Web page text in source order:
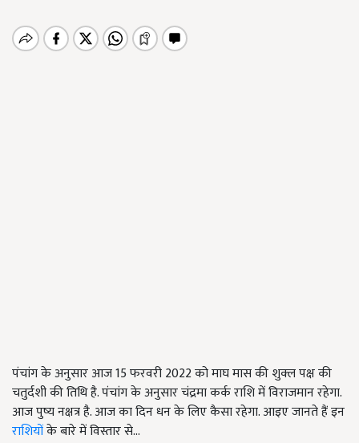
पंचांग के अनुसार आज 15 फरवरी 2022 को माघ मास की शुक्ल पक्ष की
चतुर्दशी की तिथि है. पंचांग के अनुसार चंद्रमा कर्क राशि में विराजमान रहेगा.
आज पुष्य नक्षत्र है. आज का दिन धन के लिए कैसा रहेगा. आइए जानते हैं इन
राशियोंके बारे में विस्तार से...